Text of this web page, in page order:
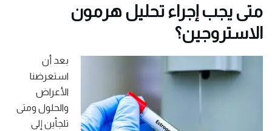
متى يجب إجراء تحليل هرمون
الاستروجين؟
بعد أن
استعرضنا
الأعراض
والحلول ومتى
تلجأين إلى